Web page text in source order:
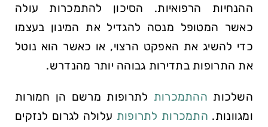
ההנחיות הרפואיות. הסיכון להתמכרות עולה
כאשר המטופל מנסה להגדיל את המינון בעצמו
כדי להשיג את האפקט הרצוי, או כאשר הוא נוטל
את התרופות בתדירות גבוהה יותר מהנדרש.
השלכות ההתמכרות לתרופות מרשם הן חמורות
ומגוונות. התמכרות לתרופות עלולה לגרום לנזקים